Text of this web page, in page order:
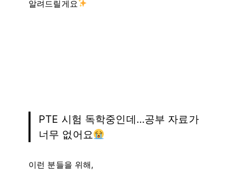
알려드릴게요
PTE 시험 독학중인데…공부 자료가
너무 없어요
이런 분들을 위해,